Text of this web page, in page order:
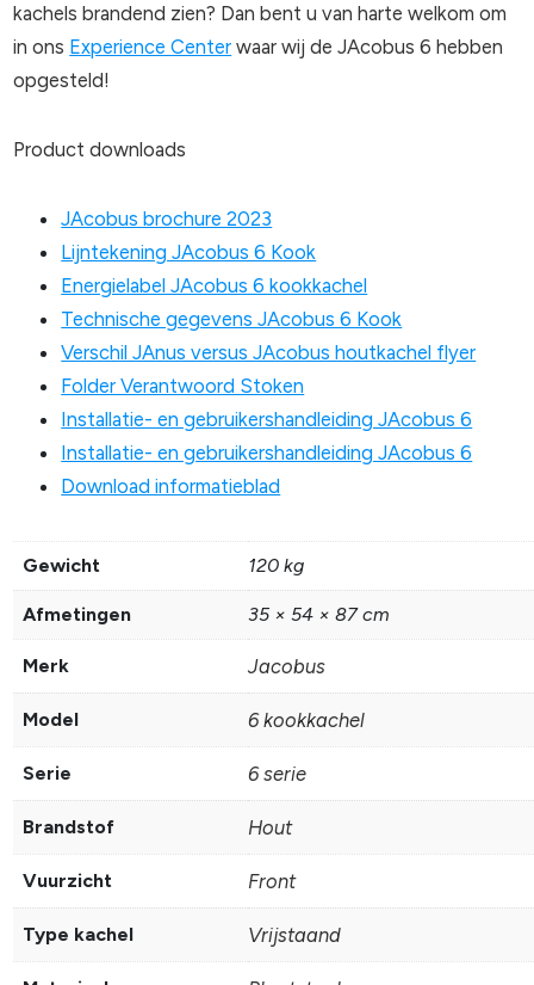
kachels brandend zien? Dan bent u van harte welkom om
in ons Experience Center waar wij de JAcobus 6 hebben
opgesteld!
Product downloads
JAcobus brochure 2023
Lijntekening JAcobus 6 Kook
Energielabel JAcobus 6 kookkachel
Technische gegevens JAcobus 6 Kook
Verschil JAnus versus JAcobus houtkachel flyer
Folder Verantwoord Stoken
Installatie- en gebruikershandleiding JAcobus 6
Installatie- en gebruikershandleiding JAcobus 6
Download informatieblad
Gewicht 120 kg
Afmetingen 35 × 54 × 87 cm
Merk Jacobus
Model 6 kookkachel
Serie 6 serie
Brandstof Hout
Vuurzicht Front
Type kachel Vrijstaand